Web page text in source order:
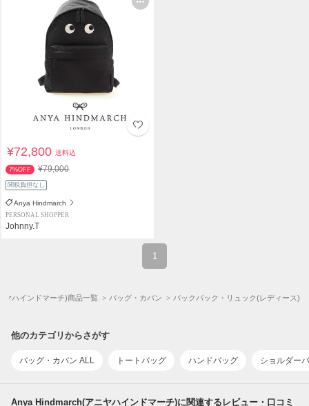
¥72,800送料込
7%OFF ¥79,000
関税負担なし
Anya Hindmarch
PERSONAL SHOPPER
Johnny.T
1
ヤハインドマーチ)商品一覧 バッグ・カバン バックパック・リュック(レディース)
他のカテゴリからさがす
バッグ・カバン ALL トートバッグ ハンドバッグ ショルダー
Anya Hindmarch(アニヤハインドマーチ)に関連するレビュー・口コミ